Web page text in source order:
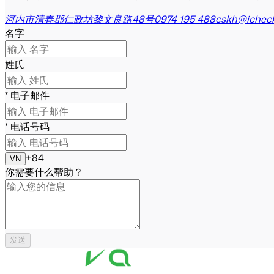
河内市清春郡仁政坊黎文良路48号0974 195 488
名字
姓氏
* 电子邮件
* 电话号码
VN
+84
你需要什么帮助？
发送